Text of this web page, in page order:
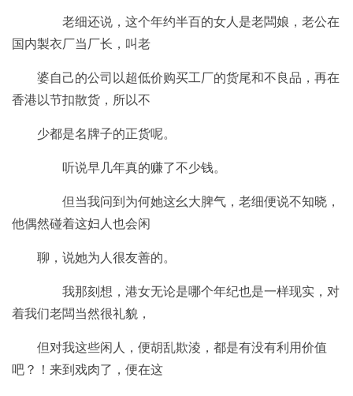
老细还说，这个年约半百的女人是老闆娘，老公在
国内製衣厂当厂长，叫老
婆自己的公司以超低价购买工厂的货尾和不良品，再在
香港以节扣散货，所以不
少都是名牌子的正货呢。
听说早几年真的赚了不少钱。
但当我问到为何她这幺大脾气，老细便说不知晓，
他偶然碰着这妇人也会闲
聊，说她为人很友善的。
我那刻想，港女无论是哪个年纪也是一样现实，对
着我们老闆当然很礼貌，
但对我这些闲人，便胡乱欺淩，都是有没有利用价值
吧？！来到戏肉了，便在这